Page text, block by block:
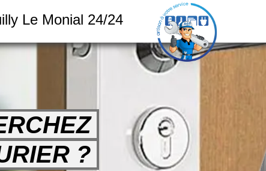
Le Monial 24/24
?